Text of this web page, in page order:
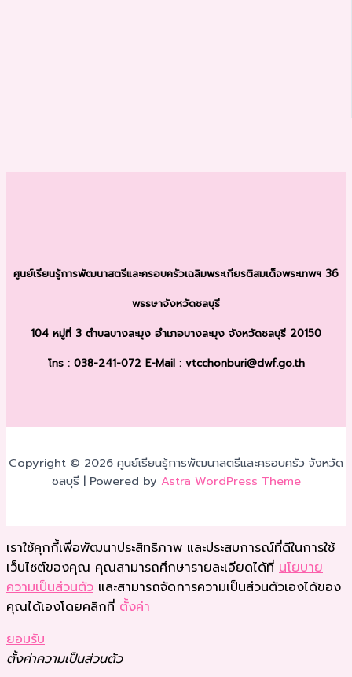
ศูนย์เรียนรู้การพัฒนาสตรีและครอบครัวเฉลิมพระเกียรติสมเด็จพระเทพฯ 36
พรรษาจังหวัดชลบุรี
104 หมู่ที่ 3 ตำบลบางละมุง อำเภอบางละมุง จังหวัดชลบุรี 20150
โทร : 038-241-072 E-Mail : vtcchonburi@dwf.go.th
Copyright © 2026 ศูนย์เรียนรู้การพัฒนาสตรีและครอบครัว จังหวัด
ชลบุรี | Powered byAstra WordPress Theme
เราใช้คุกกี้เพื่อพัฒนาประสิทธิภาพ และประสบการณ์ที่ดีในการใช้
เว็บไซต์ของคุณ คุณสามารถศึกษารายละเอียดได้ที่ นโยบาย
ความเป็นส่วนตัว และสามารถจัดการความเป็นส่วนตัวเองได้ของ
คุณได้เองโดยคลิกที่ ตั้งค่า
ยอมรับ
ตั้งค่าความเป็นส่วนตัว